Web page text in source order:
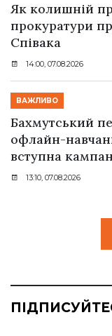
Як колишній
прокуратури
Співака
14:00, 07.08.2026
ВАЖЛИВО
Бахмутський
офлайн-
вступна
13:10, 07.08.2026